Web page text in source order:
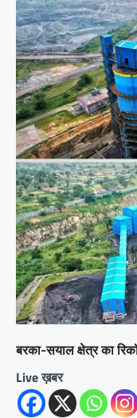
बरका-सयाल क्षेत्र का
Live ख़बर